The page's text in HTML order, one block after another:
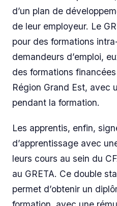
d’un plan de
de leur employeur. Le
pour des formations
demandeurs d’emploi,
des formations
Région Grand Est, avec
pendant la formation.
Les apprentis, enfin,
d’apprentissage avec
leurs cours au sein du
au GRETA. Ce double
permet d’obtenir un